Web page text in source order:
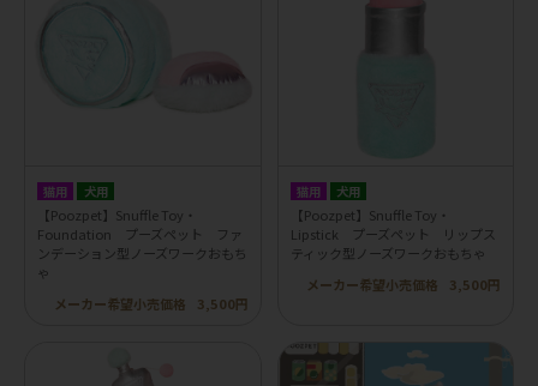
猫用 犬用
【Poozpet】Snuffle Toy・
Foundation プーズペット ファ
ンデーション型ノーズワークおもち
ゃ
メーカー希望小売価格
3,500円
猫用 犬用
【Poozpet】Snuffle Toy・
Lipstick プーズペット リップス
ティック型ノーズワークおもちゃ
メーカー希望小売価格
3,500円